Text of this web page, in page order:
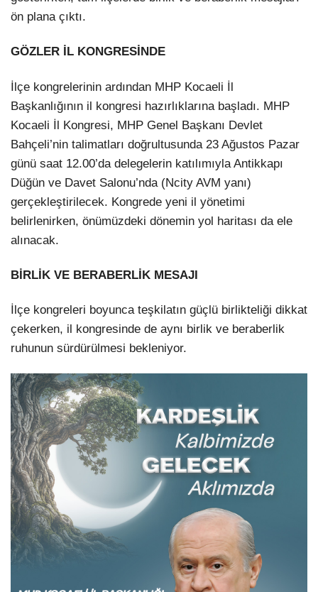
ön plana çıktı.
GÖZLER İL KONGRESİNDE
İlçe kongrelerinin ardından MHP Kocaeli İl
Başkanlığının il kongresi hazırlıklarına başladı. MHP
Kocaeli İl Kongresi, MHP Genel Başkanı Devlet
Bahçeli’nin talimatları doğrultusunda 23 Ağustos Pazar
günü saat 12.00’da delegelerin katılımıyla Antikkapı
Düğün ve Davet Salonu’nda (Ncity AVM yanı)
gerçekleştirilecek. Kongrede yeni il yönetimi
belirlenirken, önümüzdeki dönemin yol haritası da ele
alınacak.
BİRLİK VE BERABERLİK MESAJI
İlçe kongreleri boyunca teşkilatın güçlü birlikteliği dikkat
çekerken, il kongresinde de aynı birlik ve beraberlik
ruhunun sürdürülmesi bekleniyor.